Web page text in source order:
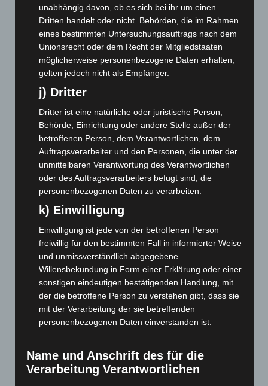
Oktober 2023(114)
September 2023
(133)
August 2023(134)
Juli 2023(118)
Mai 2023(139)
April 2023(155)
März 2023(174)
Februar 2023(154)
Januar 2023
(140)
Dezember 2022(130)
November 2022(167)
Oktober 2022(166)
September 2022(205)
August 2022(166)
Juli 2022(133)
Juni 2022(167)
Mai 2022(177)
März 2022 (221)
Februar 2022(189)
unabhängig davon, ob es sich bei ihr um einen
Dritten handelt oder nicht. Behörden, die im Rahmen
eines bestimmten Untersuchungsauftrags nach dem
Unionsrecht oder dem Recht der Mitgliedstaaten
möglicherweise personenbezogene Daten erhalten,
gelten jedoch nicht als Empfänger.
j) Dritter
Dritter ist eine natürliche oder juristische Person,
Behörde, Einrichtung oder andere Stelle außer der
betroffenen Person, dem Verantwortlichen, dem
Auftragsverarbeiter und den Personen, die unter der
unmittelbaren Verantwortung des Verantwortlichen
oder des Auftragsverarbeiters befugt sind, die
personenbezogenen Daten zu verarbeiten.
k) Einwilligung
Einwilligung ist jede von der betroffenen Person
freiwillig für den bestimmten Fall in informierter Weise
und unmissverständlich abgegebene
Willensbekundung in Form einer Erklärung oder einer
sonstigen eindeutigen bestätigenden Handlung, mit
der die betroffene Person zu verstehen gibt, dass sie
mit der Verarbeitung der sie betreffenden
personenbezogenen Daten einverstanden ist.
Name und Anschrift des für die
Verarbeitung Verantwortlichen